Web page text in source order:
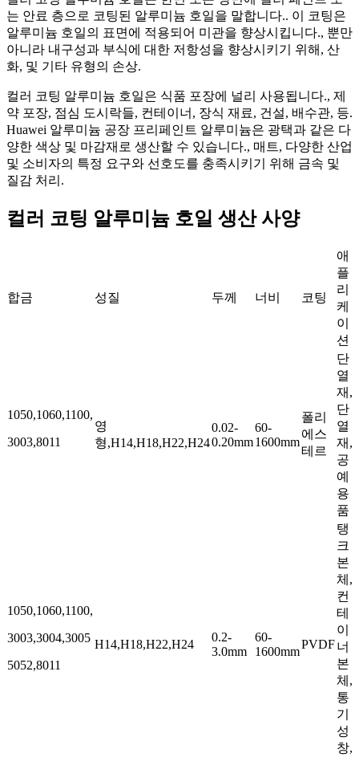
는 안료 층으로 코팅된 알루미늄 호일을 말합니다.. 이 코팅은
알루미늄 호일의 표면에 적용되어 미관을 향상시킵니다., 뿐만
아니라 내구성과 부식에 대한 저항성을 향상시키기 위해, 산
화, 및 기타 유형의 손상.
컬러 코팅 알루미늄 호일은 식품 포장에 널리 사용됩니다., 제
약 포장, 점심 도시락들, 컨테이너, 장식 재료, 건설, 배수관, 등.
Huawei 알루미늄 공장 프리페인트 알루미늄은 광택과 같은 다
양한 색상 및 마감재로 생산할 수 있습니다., 매트, 다양한 산업
및 소비자의 특정 요구와 선호도를 충족시키기 위해 금속 및
질감 처리.
컬러 코팅 알루미늄 호일 생산 사양
합금 성질 두께 너비 코팅
애
플
리
케
이
션
1050,1060,1100,
3003,8011
영
형,H14,H18,H22,H24
0.02-
0.20mm
60-
1600mm
폴리
에스
테르
단
열
재,
단
열
재,
공
예
용
품
1050,1060,1100,
3003,3004,3005
5052,8011
H14,H18,H22,H24
0.2-
3.0mm
60-
1600mm
PVDF
탱
크
본
체,
컨
테
이
너
본
체,
통
기
성
창,